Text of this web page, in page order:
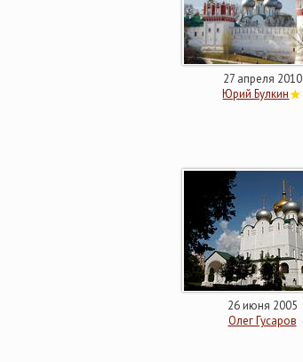
27 апреля 2010
Юрий Булкин
26 июня 2005
Олег Гусаров